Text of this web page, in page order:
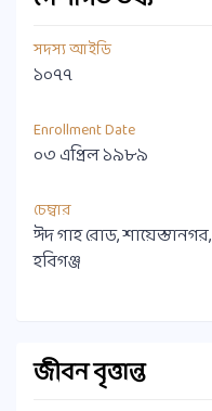
সদস্য আইডি
১০৭৭
Enrollment Date
০৩ এপ্রিল ১৯৮৯
চেম্বার
ঈদ গাহ রোড, শায়েস্তানগর,
হবিগঞ্জ
জীবন বৃত্তান্ত